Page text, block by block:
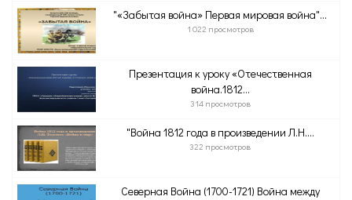
"«Забытая война» Первая мировая война"...
1 022 просмотров
Презентация к уроку «Отечественная
война.1812...
314 просмотров
"Война 1812 года в произведении Л.Н....
322 просмотров
Северная Война (1700-1721) Война между